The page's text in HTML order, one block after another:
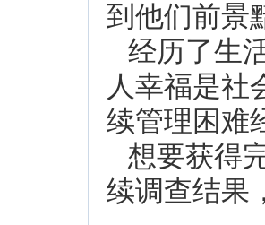
到他们前景
经历了生
人幸福是
续管理困难
想要获得
续调查结果